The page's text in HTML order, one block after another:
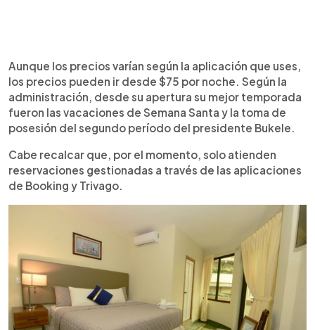
Aunque los precios varían según la aplicación que uses,
los precios pueden ir desde $75 por noche. Según la
administración, desde su apertura su mejor temporada
fueron las vacaciones de Semana Santa y la toma de
posesión del segundo período del presidente Bukele.
Cabe recalcar que, por el momento, solo atienden
reservaciones gestionadas a través de las aplicaciones
de Booking y Trivago.